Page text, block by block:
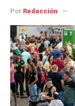
Por Redacción